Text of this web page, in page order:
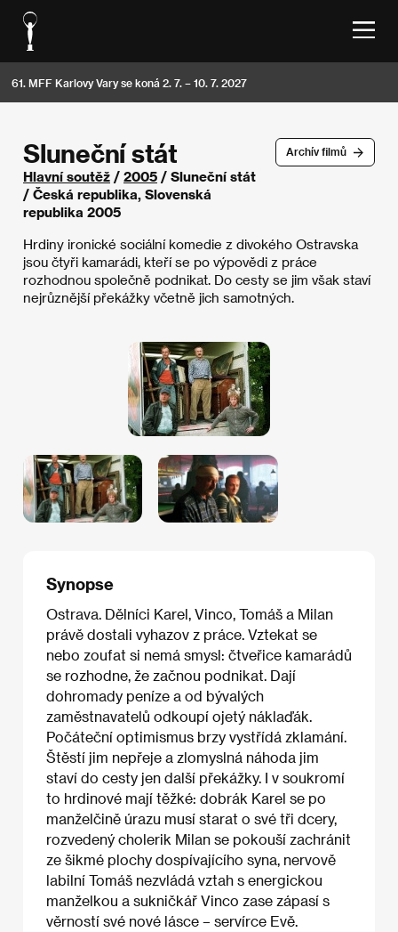
61. MFF Karlovy Vary se koná 2. 7. – 10. 7. 2027
Archív filmů
Sluneční stát
Hlavní soutěž / 2005 / Sluneční stát
/ Česká republika, Slovenská
republika 2005
Hrdiny ironické sociální komedie z divokého Ostravska
jsou čtyři kamarádi, kteří se po výpovědi z práce
rozhodnou společně podnikat. Do cesty se jim však staví
nejrůznější překážky včetně jich samotných.
Synopse
Ostrava. Dělníci Karel, Vinco, Tomáš a Milan
právě dostali vyhazov z práce. Vztekat se
nebo zoufat si nemá smysl: čtveřice kamarádů
se rozhodne, že začnou podnikat. Dají
dohromady peníze a od bývalých
zaměstnavatelů odkoupí ojetý náklaďák.
Počáteční optimismus brzy vystřídá zklamání.
Štěstí jim nepřeje a zlomyslná náhoda jim
staví do cesty jen další překážky. I v soukromí
to hrdinové mají těžké: dobrák Karel se po
manželčině úrazu musí starat o své tři dcery,
rozvedený cholerik Milan se pokouší zachránit
ze šikmé plochy dospívajícího syna, nervově
labilní Tomáš nezvládá vztah s energickou
manželkou a sukničkář Vinco zase zápasí s
věrností své nové lásce – servírce Evě.